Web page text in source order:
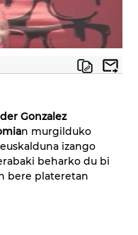
Gonzalez
n murgilduko
izango
beharko du bi
bere plateretan